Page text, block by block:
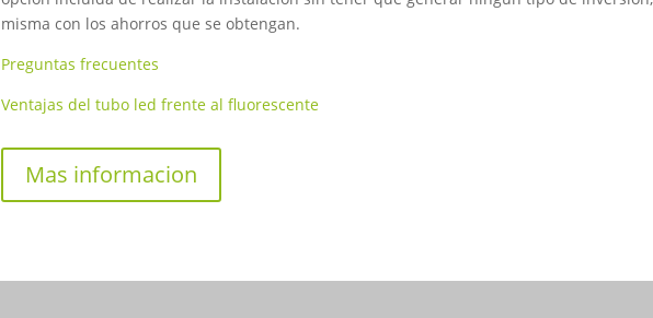
misma con los ahorros que se obtengan.
Preguntas frecuentes
Ventajas del tubo led frente al fluorescente
Mas informacion